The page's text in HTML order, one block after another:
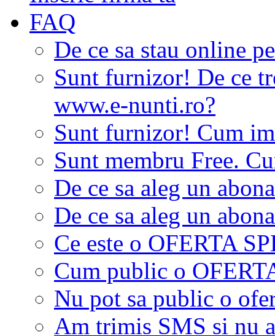
FAQ
De ce sa stau online
Sunt furnizor! De ce
www.e-nunti.ro?
Sunt furnizor! Cum
Sunt membru Free.
De ce sa aleg un
De ce sa aleg un
Ce este o OFERTA
Cum public o
Nu pot sa public o
Am trimis SMS si nu